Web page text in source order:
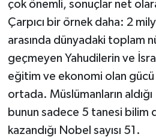
çok önemli, sonuçlar net
Çarpıcı bir örnek daha: 2
arasında dünyadaki toplam
geçmeyen Yahudilerin ve
eğitim ve ekonomi olan
ortada. Müslümanların aldığı
bunun sadece 5 tanesi bilim
kazandığı Nobel sayısı 51.